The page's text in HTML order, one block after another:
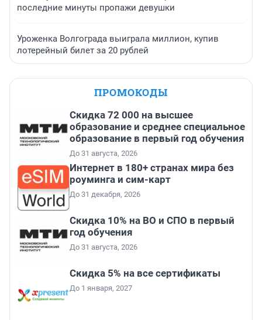
последние минуты пропажи девушки
Уроженка Волгограда выиграла миллион, купив
лотерейный билет за 20 рублей
ПРОМОКОДЫ
Скидка 72 000 на высшее
образование и среднее специальное
образование в первый год обучения
До 31 августа, 2026
Интернет в 180+ странах мира без
роуминга и сим-карт
До 31 декабря, 2026
Скидка 10% на ВО и СПО в первый
год обучения
До 31 августа, 2026
Скидка 5% на все сертификаты
До 1 января, 2027